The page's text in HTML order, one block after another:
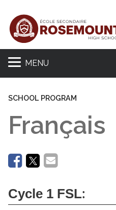
MENU
SCHOOL PROGRAM
Français
Cycle 1 FSL: